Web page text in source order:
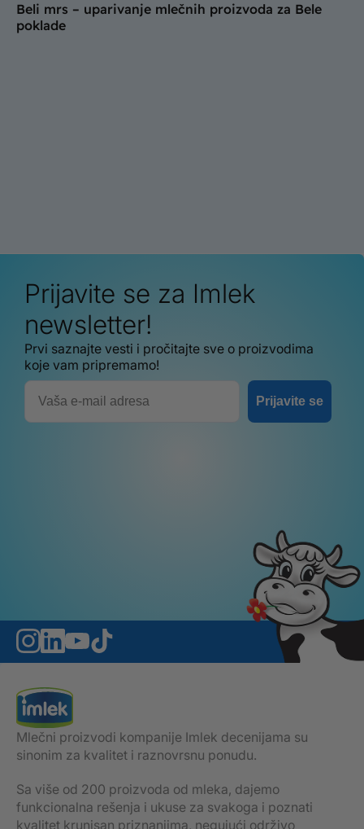
Beli mrs – uparivanje mlečnih proizvoda za Bele
poklade
Mlečni proizvodi kompanije Imlek decenijama su
sinonim za kvalitet i raznovrsnu ponudu.
Sa više od 200 proizvoda od mleka, dajemo
funkcionalna rešenja i ukuse za svakoga i poznati
kvalitet krunisan priznanjima, negujući održivo
Prijavite se za Imlek
newsletter!
Prvi saznajte vesti i pročitajte sve o proizvodima
koje vam pripremamo!
Email
Prijavite se